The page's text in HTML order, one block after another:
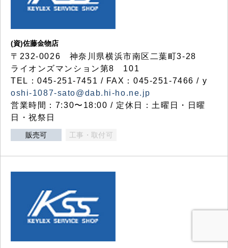
(資)佐藤金物店
〒232-0026 神奈川県横浜市南区二葉町3-28
ライオンズマンション第8 101
TEL：045-251-7451 / FAX：045-251-7466 / y
oshi-1087-sato@dab.hi-ho.ne.jp
営業時間：7:30〜18:00 / 定休日：土曜日・日曜
日・祝祭日
販売可 工事・取付可